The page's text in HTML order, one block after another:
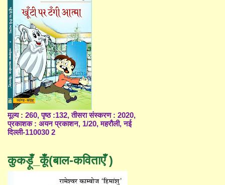
मूल्य : 260, पृष्ठ :132, तीसरा संस्करण : 2020,
प्रकाशक : अयन प्रकाशन, 1/20, महरौली, नई
दिल्ली-110030 2
कुकड़ूँ_कूँ(बाल-कविताएँ )